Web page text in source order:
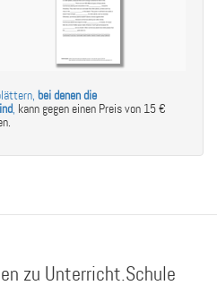
bei denen die
, kann gegen einen Preis von 15 €
zu Unterricht.Schule